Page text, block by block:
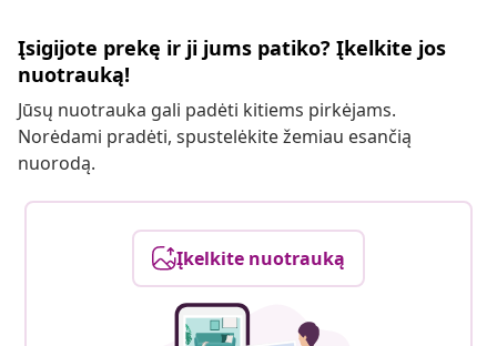
Įsigijote prekę ir ji jums patiko? Įkelkite jos
nuotrauką!
Jūsų nuotrauka gali padėti kitiems pirkėjams.
Norėdami pradėti, spustelėkite žemiau esančią
nuorodą.
Įkelkite nuotrauką